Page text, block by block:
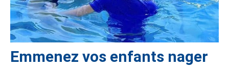
Emmenez vos enfants nager